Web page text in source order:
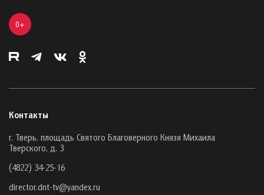
0+
Контакты
г. Тверь, площадь Святого Благоверного Князя Михаила
Тверского, д. 3
(4822) 34-25-16
director.dnt-tv@yandex.ru